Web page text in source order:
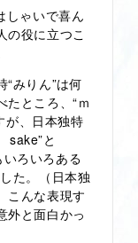
しゃいで喜ん
の役に立つこ
みりん”は何
たところ、“ｍ
が、日本独特
sake”と
ろいろある
た。（日本独
こんな表現す
外と面白かっ